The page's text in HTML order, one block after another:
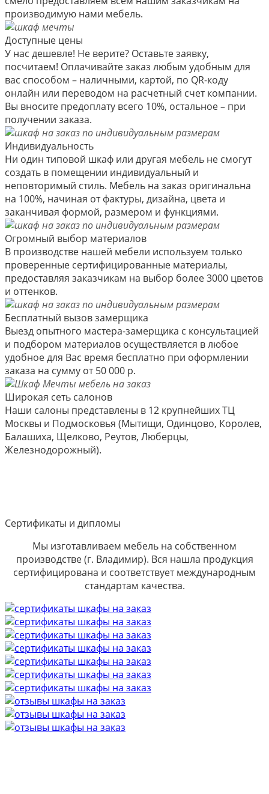
производимую нами мебель.
Доступные цены
У нас дешевле! Не верите? Оставьте заявку,
посчитаем! Оплачивайте заказ любым удобным для
вас способом – наличными, картой, по QR-коду
онлайн или переводом на расчетный счет компании.
Вы вносите предоплату всего 10%, остальное – при
получении заказа.
Индивидуальность
Ни один типовой шкаф или другая мебель не смогут
создать в помещении индивидуальный и
неповторимый стиль. Мебель на заказ оригинальна
на 100%, начиная от фактуры, дизайна, цвета и
заканчивая формой, размером и функциями.
Огромный выбор материалов
В производстве нашей мебели используем только
проверенные сертифицированные материалы,
предоставляя заказчикам на выбор более 3000 цветов
и оттенков.
Бесплатный вызов замерщика
Выезд опытного мастера-замерщика с консультацией
и подбором материалов осуществляется в любое
удобное для Вас время бесплатно при оформлении
заказа на сумму от 50 000 р.
Широкая сеть салонов
Наши салоны представлены в 12 крупнейших ТЦ
Москвы и Подмосковья (Мытищи, Одинцово, Королев,
Балашиха, Щелково, Реутов, Люберцы,
Железнодорожный).
Сертификаты и дипломы
Мы изготавливаем мебель на собственном
производстве (г. Владимир). Вся нашла продукция
сертифицирована и соответствует международным
стандартам качества.